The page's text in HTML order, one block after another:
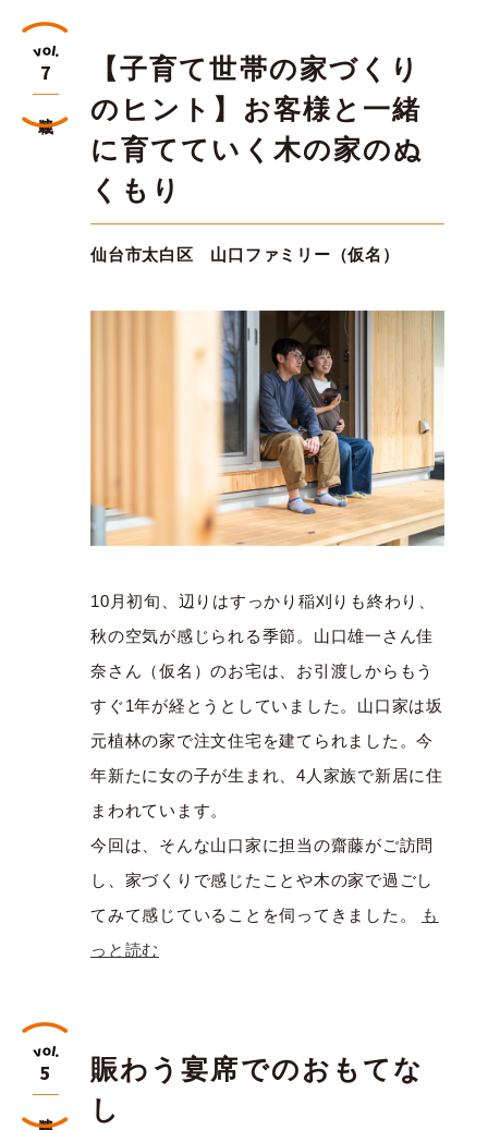
【子育て世帯の家づくり
のヒント】お客様と一緒
に育てていく木の家のぬ
くもり
仙台市太白区 山口ファミリー（仮名）
10月初旬、辺りはすっかり稲刈りも終わり、
秋の空気が感じられる季節。山口雄一さん佳
奈さん（仮名）のお宅は、お引渡しからもう
すぐ1年が経とうとしていました。山口家は坂
元植林の家で注文住宅を建てられました。今
年新たに女の子が生まれ、4人家族で新居に住
まわれています。
今回は、そんな山口家に担当の齋藤がご訪問
し、家づくりで感じたことや木の家で過ごし
てみて感じていることを伺ってきました。
も
っと読む
7
賑わう宴席でのおもてな
し
5